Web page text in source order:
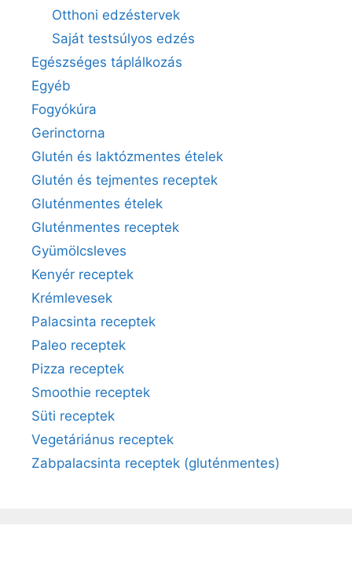
Otthoni edzéstervek
Saját testsúlyos edzés
Egészséges táplálkozás
Egyéb
Fogyókúra
Gerinctorna
Glutén és laktózmentes ételek
Glutén és tejmentes receptek
Gluténmentes ételek
Gluténmentes receptek
Gyümölcsleves
Kenyér receptek
Krémlevesek
Palacsinta receptek
Paleo receptek
Pizza receptek
Smoothie receptek
Süti receptek
Vegetáriánus receptek
Zabpalacsinta receptek (gluténmentes)